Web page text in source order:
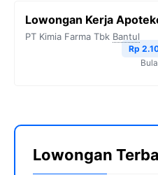
Lowongan Kerja
PT Kimia Farma Tbk Bantul
Rp
Lowongan